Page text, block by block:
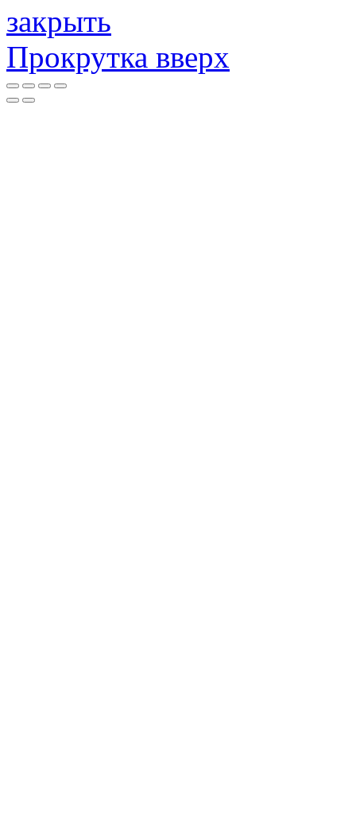
закрыть
Прокрутка вверх